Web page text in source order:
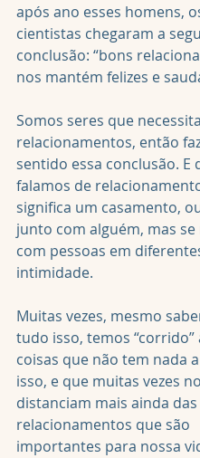
após ano esses homens,
cientistas chegaram a
conclusão: “bons
nos mantém felizes e
Somos seres que
relacionamentos, então
sentido essa conclusão. E
falamos de
significa um casamento,
junto com alguém, mas
com pessoas em
intimidade.
Muitas vezes, mesmo
tudo isso, temos “corrido”
coisas que não tem nada
isso, e que muitas vezes
distanciam mais ainda
relacionamentos que são
importantes para nossa